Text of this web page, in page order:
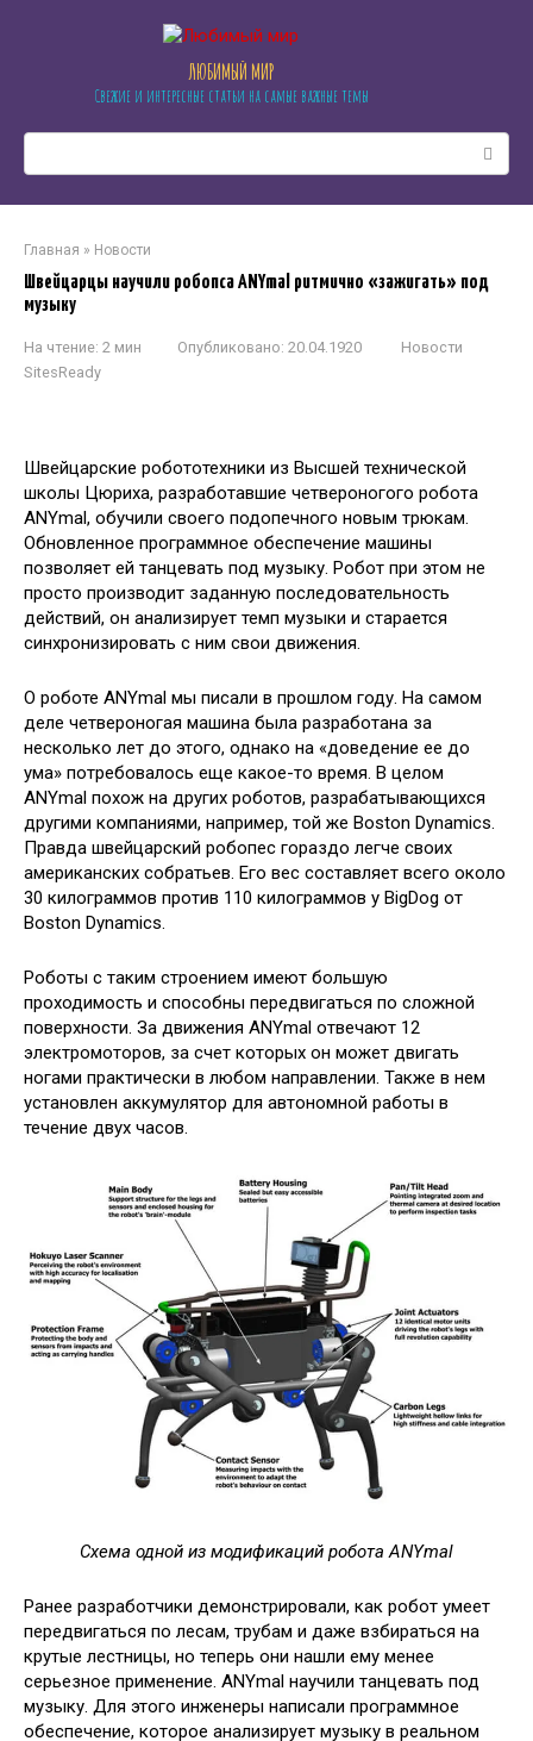
ЛЮБИМЫЙ МИР
Свежие и интересные статьи на самые важные темы
Главная » Новости
Швейцарцы научили робопса ANYmal ритмично «зажигать» под
музыку
На чтение: 2 мин Опубликовано: 20.04.1920
Новости
SitesReady
Швейцарские робототехники из Высшей технической
школы Цюриха, разработавшие четвероногого робота
ANYmal, обучили своего подопечного новым трюкам.
Обновленное программное обеспечение машины
позволяет ей танцевать под музыку. Робот при этом не
просто производит заданную последовательность
действий, он анализирует темп музыки и старается
синхронизировать с ним свои движения.
О роботе ANYmal мы писали в прошлом году. На самом
деле четвероногая машина была разработана за
несколько лет до этого, однако на «доведение ее до
ума» потребовалось еще какое-то время. В целом
ANYmal похож на других роботов, разрабатывающихся
другими компаниями, например, той же Boston Dynamics.
Правда швейцарский робопес гораздо легче своих
американских собратьев. Его вес составляет всего около
30 килограммов против 110 килограммов у BigDog от
Boston Dynamics.
Роботы с таким строением имеют большую
проходимость и способны передвигаться по сложной
поверхности. За движения ANYmal отвечают 12
электромоторов, за счет которых он может двигать
ногами практически в любом направлении. Также в нем
установлен аккумулятор для автономной работы в
течение двух часов.
Схема одной из модификаций робота ANYmal
Ранее разработчики демонстрировали, как робот умеет
передвигаться по лесам, трубам и даже взбираться на
крутые лестницы, но теперь они нашли ему менее
серьезное применение. ANYmal научили танцевать под
музыку. Для этого инженеры написали программное
обеспечение, которое анализирует музыку в реальном